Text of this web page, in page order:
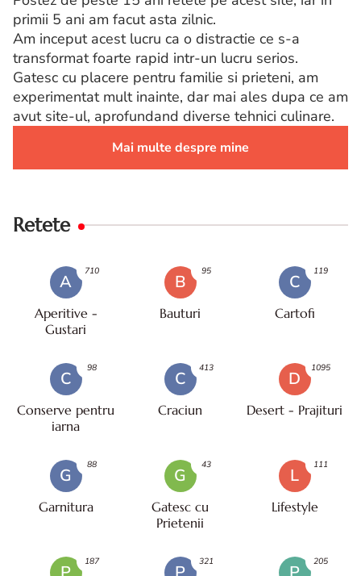
primii 5 ani am facut asta zilnic.
Am inceput acest lucru ca o distractie ce s-a
transformat foarte rapid intr-un lucru serios.
Gatesc cu placere pentru familie si prieteni, am
experimentat mult inainte, dar mai ales dupa ce am
avut site-ul, aprofundand diverse tehnici culinare.
Mai multe despre mine
Retete
A
Aperitive -
Gustari
710
B
Bauturi
95
C
Cartofi
119
C
Conserve pentru
iarna
98
C
Craciun
413
D
Desert - Prajituri
1095
G
Garnitura
88
G
Gatesc cu
Prietenii
43
L
Lifestyle
111
187 321 205